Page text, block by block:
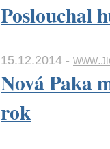
Poslouchal
15.12.2014 -
Nová Paka
rok